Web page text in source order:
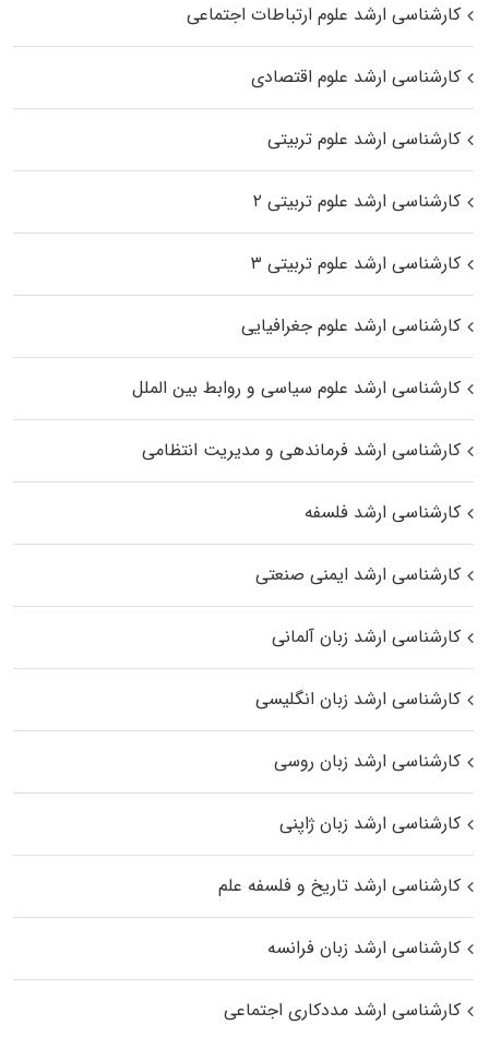
کارشناسی ارشد علوم ارتباطات اجتماعی
کارشناسی ارشد علوم اقتصادی
کارشناسی ارشد علوم تربیتی
کارشناسی ارشد علوم تربیتی ۲
کارشناسی ارشد علوم تربیتی ۳
کارشناسی ارشد علوم جغرافیایی
کارشناسی ارشد علوم سیاسی و روابط بین الملل
کارشناسی ارشد فرماندهی و مدیریت انتظامی
کارشناسی ارشد فلسفه
کارشناسی ارشد ایمنی صنعتی
کارشناسی ارشد زبان آلمانی
کارشناسی ارشد زبان انگلیسی
کارشناسی ارشد زبان روسی
کارشناسی ارشد زبان ژاپنی
کارشناسی ارشد تاریخ و فلسفه علم
کارشناسی ارشد زبان فرانسه
کارشناسی ارشد مددکاری اجتماعی